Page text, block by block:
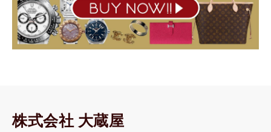
株式会社 大蔵屋